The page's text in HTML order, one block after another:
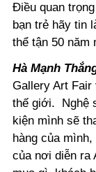
Điều quan
bạn trẻ hãy tin
thể tận 50 năm
Hà Mạnh
Gallery Art
thế giới. Nghệ
kiện mình sẽ
hàng của
của nơi diễn ra